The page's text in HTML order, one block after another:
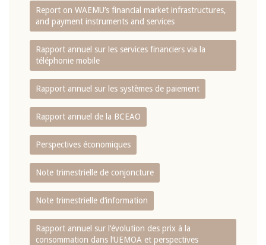
Report on WAEMU’s financial market infrastructures,
and payment instruments and services
Rapport annuel sur les services financiers via la
téléphonie mobile
Rapport annuel sur les systèmes de paiement
Rapport annuel de la BCEAO
Perspectives économiques
Note trimestrielle de conjoncture
Note trimestrielle d‘information
Rapport annuel sur l‘évolution des prix à la
consommation dans l‘UEMOA et perspectives